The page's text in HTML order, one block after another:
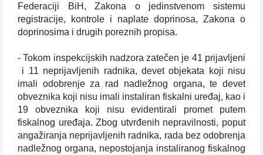
Federaciji BiH, Zakona o jedinstvenom sistemu
registracije, kontrole i naplate doprinosa, Zakona o
doprinosima i drugih poreznih propisa.
- Tokom inspekcijskih nadzora zatečen je 41 prijavljeni
i 11 neprijavljenih radnika, devet objekata koji nisu
imali odobrenje za rad nadležnog organa, te devet
obveznika koji nisu imali instaliran fiskalni uređaj, kao i
19 obveznika koji nisu evidentirali promet putem
fiskalnog uređaja. Zbog utvrđenih nepravilnosti, poput
angažiranja neprijavljenih radnika, rada bez odobrenja
nadležnog organa, nepostojanja instaliranog fiskalnog